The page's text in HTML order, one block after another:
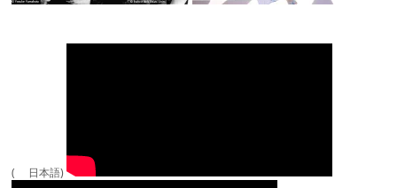
( 日本語)